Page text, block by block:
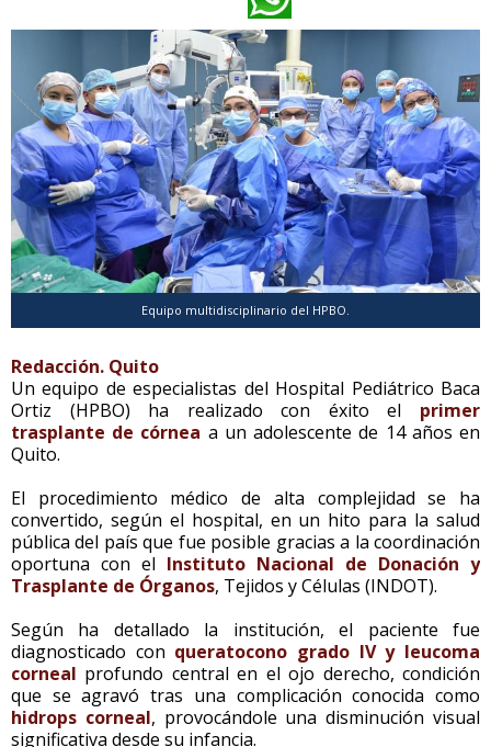
Equipo multidisciplinario del HPBO.
Redacción. Quito
Un equipo de especialistas del Hospital Pediátrico Baca
Ortiz (HPBO) ha realizado con éxito el primer
trasplante de córnea a un adolescente de 14 años en
Quito.
El procedimiento médico de alta complejidad se ha
convertido, según el hospital, en un hito para la salud
pública del país que fue posible gracias a la coordinación
oportuna con el Instituto Nacional de Donación y
Trasplante de Órganos, Tejidos y Células (INDOT).
Según ha detallado la institución, el paciente fue
diagnosticado con queratocono grado IV y leucoma
corneal profundo central en el ojo derecho, condición
que se agravó tras una complicación conocida como
hidrops corneal, provocándole una disminución visual
significativa desde su infancia.